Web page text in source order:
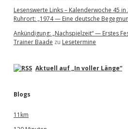
Lesenswerte Links – Kalenderwoche 45 in
Ruhrort: „1974 — Eine deutsche
Ankündigung: „Nachspielzeit“ — Erstes
Trainer Baade zu Lesetermine
Aktuell auf „In voller Länge“
Blogs
11km